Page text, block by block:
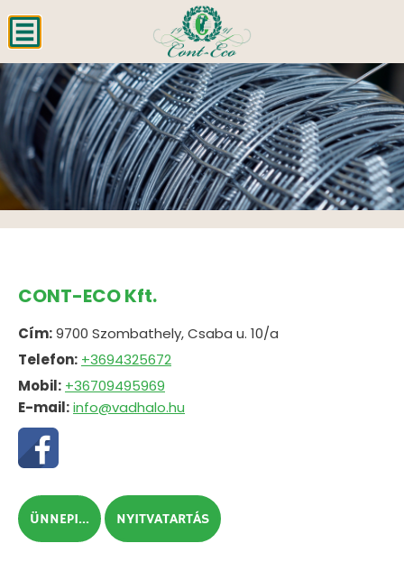
CONT-ECO Kft.
Cím:9700 Szombathely, Csaba u. 10/a
Telefon: +3694325672
Mobil: +36709495969
E-mail:info@vadhalo.hu
ÜNNEPI... NYITVATARTÁS